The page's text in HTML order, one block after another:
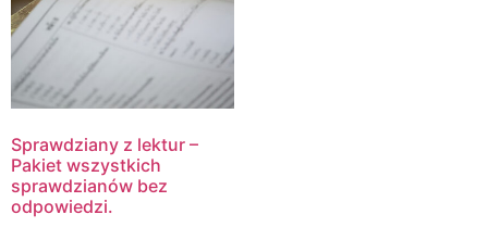
Sprawdziany z lektur –
Pakiet wszystkich
sprawdzianów bez
odpowiedzi.